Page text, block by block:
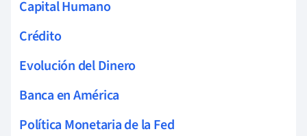
Capital Humano
Crédito
Evolución del Dinero
Banca en América
Política Monetaria de la Fed